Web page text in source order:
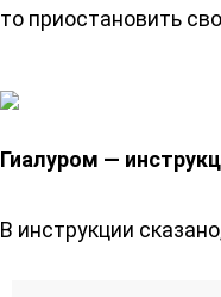
то приостановить
Гиалуром —
В инструкции